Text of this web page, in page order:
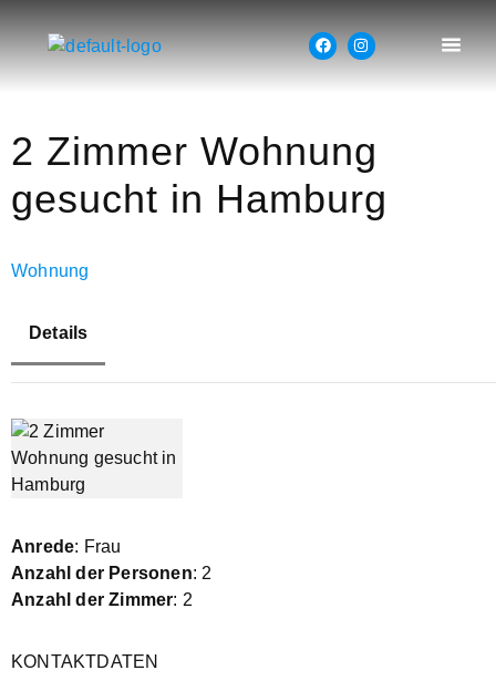
2 Zimmer Wohnung
gesucht in Hamburg
Wohnung
Details
Anrede: Frau
Anzahl der Personen: 2
Anzahl der Zimmer: 2
KONTAKTDATEN